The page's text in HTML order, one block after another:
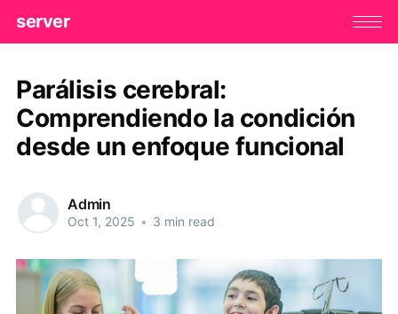
server
Parálisis cerebral:
Comprendiendo la condición
desde un enfoque funcional
Admin
Oct 1, 2025 • 3 min read